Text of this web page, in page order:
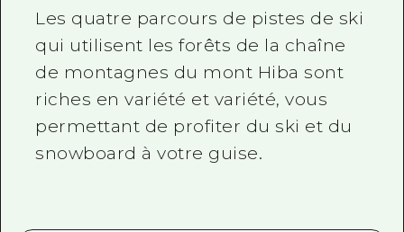
Les quatre parcours de pistes de ski
qui utilisent les forêts de la chaîne
de montagnes du mont Hiba sont
riches en variété et variété, vous
permettant de profiter du ski et du
snowboard à votre guise.